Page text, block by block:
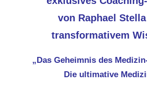
von Raphael
transformativem
„Das Geheimnis des
Die ultimative